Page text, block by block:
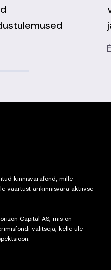
kinnisvarafond, mille
väärtust ärikinnisvara aktiivse
Capital AS, mis on
valitseja, kelle üle